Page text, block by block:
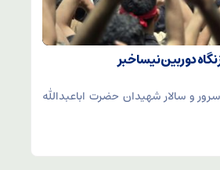
دوربین نیساخبر
و سالار شهیدان حضرت اباعبدالله